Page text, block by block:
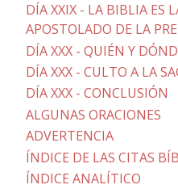
DÍA XXIX - LA BIBLIA ES
APOSTOLADO DE LA
DÍA XXX - QUIÉN Y
DÍA XXX - CULTO A LA
DÍA XXX - CONCLUSIÓN
ALGUNAS ORACIONES
ADVERTENCIA
ÍNDICE DE LAS CITAS
ÍNDICE ANALÍTICO